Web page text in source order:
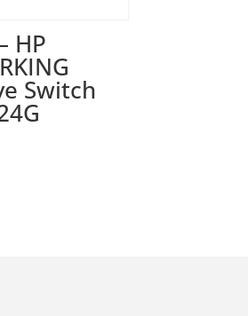
HP
Switch